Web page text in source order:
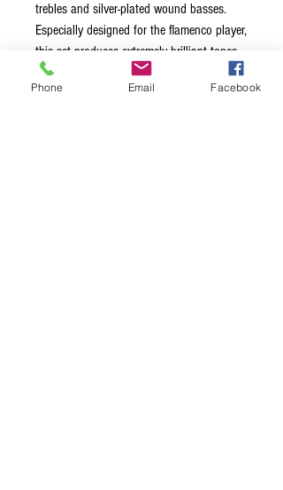
trebles and silver-plated wound basses.
Especially designed for the flamenco player,
this set produces extremely brilliant tones
with only the slightest left hand finger
pressure.
Phone Email Facebook